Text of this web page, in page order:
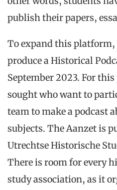
publish their papers,
To expand this
produce a Historical
September 2023. For
sought who want to
team tomakea podcast
subjects. The Aanzet is
Utrechtse Historische
There is room for every
study association, as it